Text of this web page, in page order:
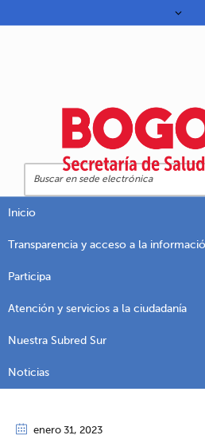
Inicio
Transparencia y acceso a la
Participa
Atención y servicios a la ciudadanía
Nuestra Subred Sur
Noticias
enero 31, 2023